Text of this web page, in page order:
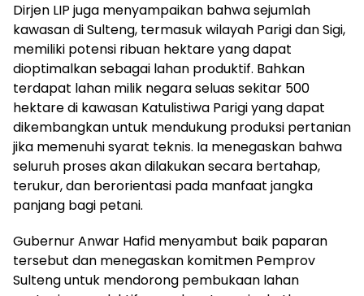
Dirjen LIP juga menyampaikan bahwa sejumlah
kawasan di Sulteng, termasuk wilayah Parigi dan Sigi,
memiliki potensi ribuan hektare yang dapat
dioptimalkan sebagai lahan produktif. Bahkan
terdapat lahan milik negara seluas sekitar 500
hektare di kawasan Katulistiwa Parigi yang dapat
dikembangkan untuk mendukung produksi pertanian
jika memenuhi syarat teknis. Ia menegaskan bahwa
seluruh proses akan dilakukan secara bertahap,
terukur, dan berorientasi pada manfaat jangka
panjang bagi petani.
Gubernur Anwar Hafid menyambut baik paparan
tersebut dan menegaskan komitmen Pemprov
Sulteng untuk mendorong pembukaan lahan